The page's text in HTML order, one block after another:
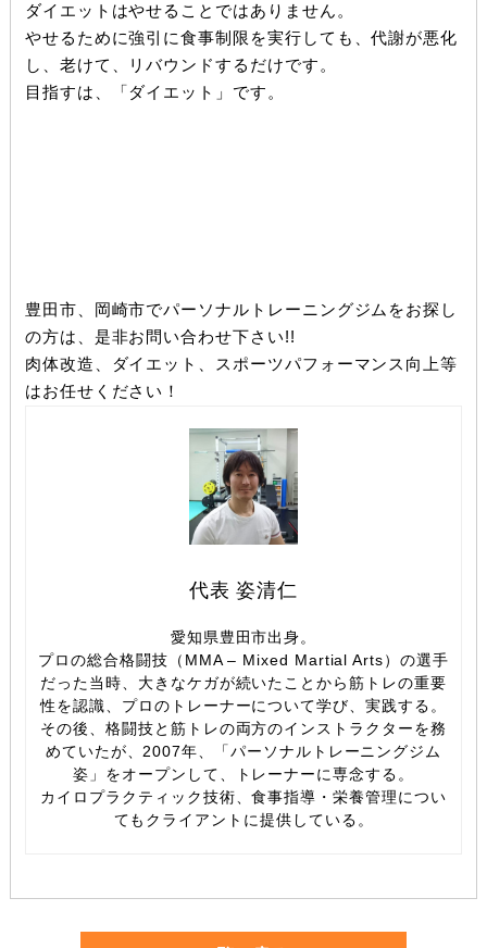
ダイエットはやせることではありません。
やせるために強引に食事制限を実行しても、代謝が悪化
し、老けて、リバウンドするだけです。
目指すは、「ダイエット」です。
豊田市、岡崎市でパーソナルトレーニングジムをお探し
の方は、是非お問い合わせ下さい!!
肉体改造、ダイエット、スポーツパフォーマンス向上等
はお任せください！
代表 姿清仁
愛知県豊田市出身。
プロの総合格闘技（MMA – Mixed Martial Arts）の選手
だった当時、大きなケガが続いたことから筋トレの重要
性を認識、プロのトレーナーについて学び、実践する。
その後、格闘技と筋トレの両方のインストラクターを務
めていたが、2007年、「パーソナルトレーニングジム
姿」をオープンして、トレーナーに専念する。
カイロプラクティック技術、食事指導・栄養管理につい
てもクライアントに提供している。